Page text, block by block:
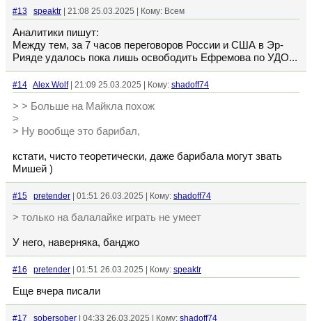
#13 speaktr | 21:08 25.03.2025 | Кому: Всем
Аналитики пишут:
Между тем, за 7 часов переговоров России и США в Эр-
Рияде удалось пока лишь освободить Ефремова по УДО...
#14 Alex Wolf| 21:09 25.03.2025 | Кому: shadoff74
> > Больше на Майкла похож
>
> Ну вообще это барибал,
кстати, чисто теоретически, даже барибала могут звать
Мишей )
#15 pretender | 01:51 26.03.2025 | Кому: shadoff74
> только на балалайке играть не умеет
У него, наверняка, банджо
#16 pretender | 01:51 26.03.2025 | Кому: speaktr
Еще вчера писали
#17 sobersober | 04:33 26.03.2025 | Кому: shadoff74